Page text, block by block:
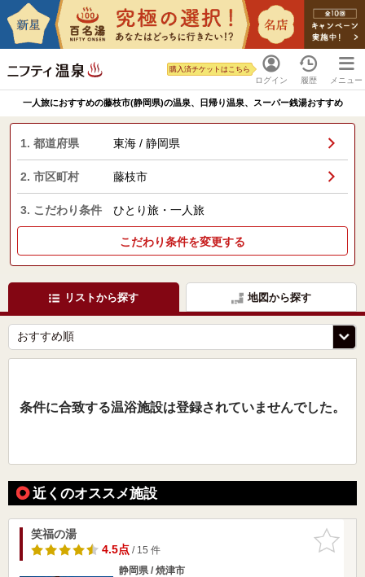
ログイン
購入済チケットはこちら
履歴 メニュー
一人旅におすすめの藤枝市(静岡県)の温泉、日帰り温泉、スーパー銭湯おすすめ
1. 都道府県 東海 / 静岡県
2. 市区町村 藤枝市
3. こだわり条件 ひとり旅・一人旅
こだわり条件を変更する
リストから探す 地図から探す
条件に合致する温浴施設は登録されていませんでした。
近くのオススメ施設
お気に入
りに追加
笑福の湯
4.5点/ 15 件
静岡県 / 焼津市